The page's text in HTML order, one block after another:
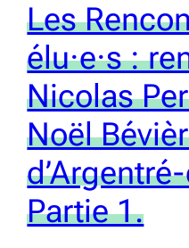
Les
élu·e·s :
Nicolas
Noël
Partie 1.